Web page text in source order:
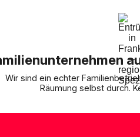
Wir sind ein echter
Räumung selbst durch.